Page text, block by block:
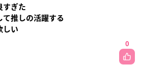
すぎた
て推しの活躍する
しい
0